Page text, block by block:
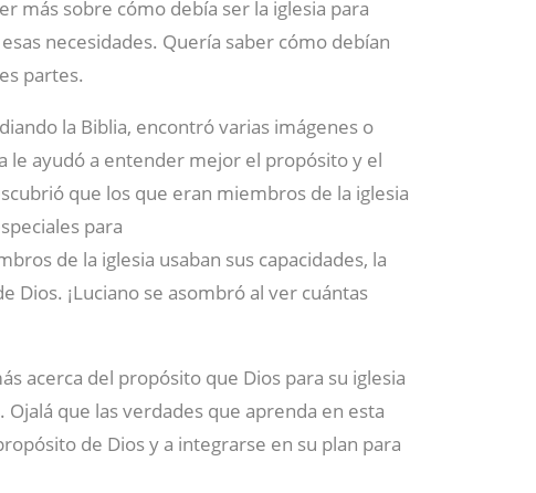
más sobre cómo debía ser la iglesia para
necesidades. Quería saber cómo debían
partes.
la Biblia, encontró varias imágenes o
le ayudó a entender mejor el propósito y el
que los que eran miembros de la iglesia
para
de la iglesia usaban sus capacidades, la
Dios. ¡Luciano se asombró al ver cuántas
acerca del propósito que Dios para su iglesia
que las verdades que aprenda en esta
de Dios y a integrarse en su plan para